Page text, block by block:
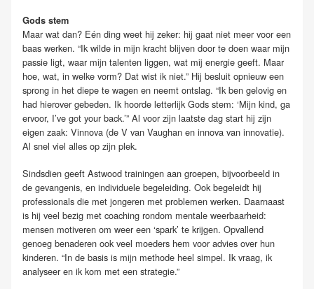
Gods stem
Maar wat dan? Eén ding weet hij zeker: hij gaat niet meer voor een
baas werken. “Ik wilde in mijn kracht blijven door te doen waar mijn
passie ligt, waar mijn talenten liggen, wat mij energie geeft. Maar
hoe, wat, in welke vorm? Dat wist ik niet.” Hij besluit opnieuw een
sprong in het diepe te wagen en neemt ontslag. “Ik ben gelovig en
had hierover gebeden. Ik hoorde letterlijk Gods stem: ‘Mijn kind, ga
ervoor, I’ve got your back.’” Al voor zijn laatste dag start hij zijn
eigen zaak: Vinnova (de V van Vaughan en innova van innovatie).
Al snel viel alles op zijn plek.
Sindsdien geeft Astwood trainingen aan groepen, bijvoorbeeld in
de gevangenis, en individuele begeleiding. Ook begeleidt hij
professionals die met jongeren met problemen werken. Daarnaast
is hij veel bezig met coaching rondom mentale weerbaarheid:
mensen motiveren om weer een ‘spark’ te krijgen. Opvallend
genoeg benaderen ook veel moeders hem voor advies over hun
kinderen. “In de basis is mijn methode heel simpel. Ik vraag, ik
analyseer en ik kom met een strategie.”